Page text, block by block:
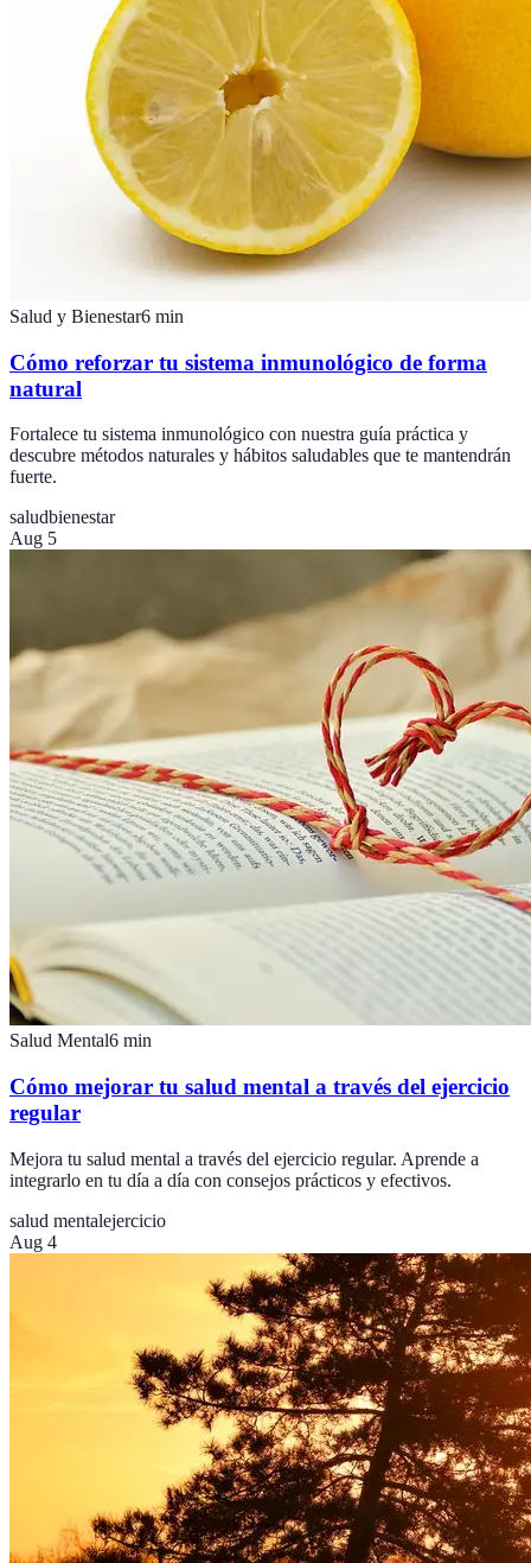
Salud y Bienestar6 min
Cómo reforzar tu sistema inmunológico de forma
natural
Fortalece tu sistema inmunológico con nuestra guía práctica y
descubre métodos naturales y hábitos saludables que te mantendrán
fuerte.
saludbienestar
Aug 5
Salud Mental6 min
Cómo mejorar tu salud mental a través del ejercicio
regular
Mejora tu salud mental a través del ejercicio regular. Aprende a
integrarlo en tu día a día con consejos prácticos y efectivos.
salud mentalejercicio
Aug 4